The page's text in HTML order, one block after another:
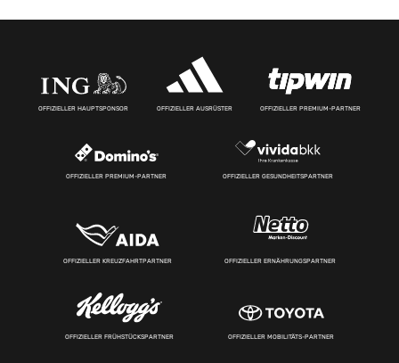
OFFIZIELLER HAUPTSPONSOR OFFIZIELLER AUSRÜSTER OFFIZIELLER PREMIUM-PARTNER
OFFIZIELLER PREMIUM-PARTNER OFFIZIELLER GESUNDHEITSPARTNER
OFFIZIELLER KREUZFAHRTPARTNER OFFIZIELLER ERNÄHRUNGSPARTNER
OFFIZIELLER FRÜHSTÜCKSPARTNER OFFIZIELLER MOBILITÄTS-PARTNER